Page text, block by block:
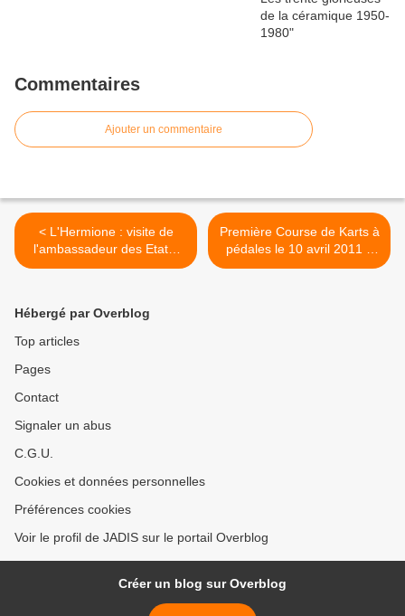
Commentaires
Ajouter un commentaire
< L'Hermione : visite de
l'ambassadeur des Etats-
unis
Première Course de Karts à
pédales le 10 avril 2011 à
Clamecy (58500) >
Hébergé par Overblog
Top articles
Pages
Contact
Signaler un abus
C.G.U.
Cookies et données personnelles
Préférences cookies
Voir le profil de JADIS sur le portail Overblog
Créer un blog sur Overblog